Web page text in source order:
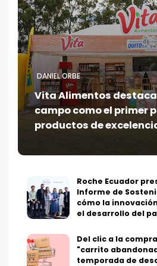
DANIEL ORBE
Vita Alimentos
campo como el primer
productos de
Roche Ecuador
Informe de
cómo la
el desarrollo del
Del clic a la
"carrito
temporada de